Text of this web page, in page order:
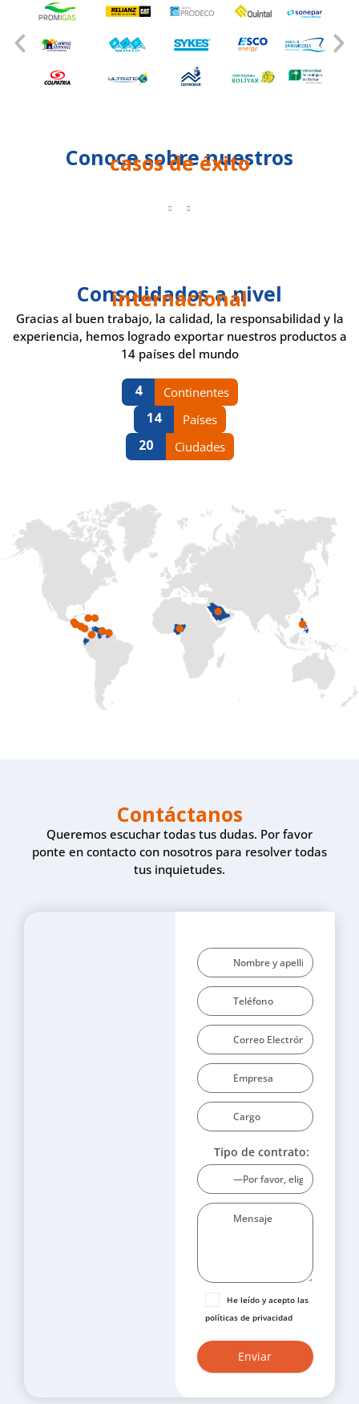
Conoce sobre nuestros
casos de éxito
Consolidados a nivel
internacional
Gracias al buen trabajo, la calidad, la responsabilidad y la
experiencia, hemos logrado exportar nuestros productos a
14 países del mundo
4 Continentes
14 Países
20 Ciudades
Contáctanos
Queremos escuchar todas tus dudas. Por favor
ponte en contacto con nosotros para resolver todas
tus inquietudes.
Tipo de contrato:
He leído y acepto las
políticas de privacidad